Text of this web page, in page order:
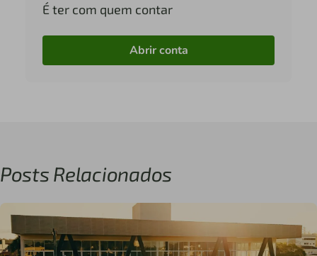
É ter com quem contar
Abrir conta
Posts Relacionados